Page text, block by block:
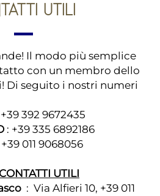
UTILI
Il modo più semplice
con un membro dello
Di seguito i nostri numeri
+39 392 9672435
: +39 335 6892186
+39 011 9068056
UTILI
: Via Alfieri 10, +39 011